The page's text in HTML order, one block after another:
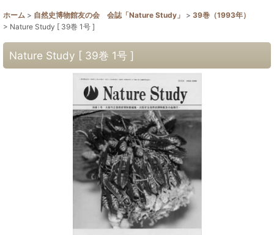
ホーム > 自然史博物館友の会 会誌「Nature Study」 > 39巻（1993年）
> Nature Study [ 39巻 1号 ]
Nature Study [ 39巻 1号 ]